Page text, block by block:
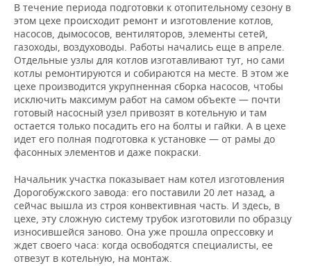
В течение периода подготовки к отопительному сезону в
этом цехе происходит ремонт и изготовление котлов,
насосов, дымососов, вентиляторов, элементы сетей,
газоходы, воздуховоды. Работы начались еще в апреле.
Отдельные узлы для котлов изготавливают тут, но сами
котлы ремонтируются и собираются на месте. В этом же
цехе производится укрупненная сборка насосов, чтобы
исключить максимум работ на самом объекте — почти
готовый насосный узел привозят в котельную и там
остается только посадить его на болты и гайки. А в цехе
идет его полная подготовка к установке — от рамы до
фасонных элементов и даже покраски.
Начальник участка показывает нам котел изготовления
Дорогобужского завода: его поставили 20 лет назад, а
сейчас вышла из строя конвективная часть. И здесь, в
цехе, эту сложную систему трубок изготовили по образцу
износившейся заново. Она уже прошла опрессовку и
ждет своего часа: когда освободятся специалисты, ее
отвезут в котельную, на монтаж.